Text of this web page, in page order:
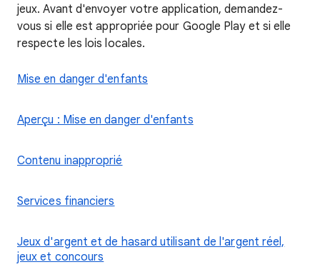
jeux. Avant d'envoyer votre application, demandez-
vous si elle est appropriée pour Google Play et si elle
respecte les lois locales.
Mise en danger d'enfants
Aperçu : Mise en danger d'enfants
Contenu inapproprié
Services financiers
Jeux d'argent et de hasard utilisant de l'argent réel,
jeux et concours